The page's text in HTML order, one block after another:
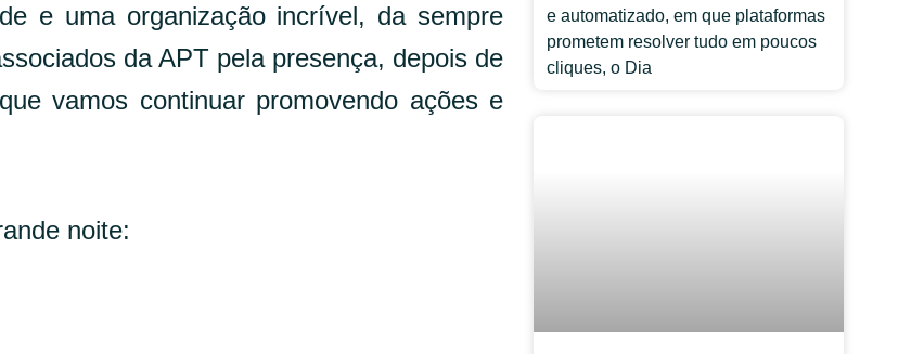
e uma organização incrível, da sempre
da APT pela presença, depois de
vamos continuar promovendo ações e
noite:
e automatizado, em que plataformas
prometem resolver tudo em poucos
cliques, o Dia